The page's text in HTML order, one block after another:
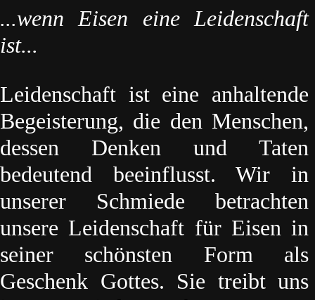
...wenn Eisen eine Leidenschaft
ist...
Leidenschaft ist eine anhaltende
Begeisterung, die den Menschen,
dessen Denken und Taten
bedeutend beeinflusst. Wir in
unserer Schmiede betrachten
unsere Leidenschaft für Eisen in
seiner schönsten Form als
Geschenk Gottes. Sie treibt uns